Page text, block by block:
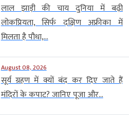
लाल झाड़ी की चाय दुनिया में बढ़ी
लोकप्रियता, सिर्फ दक्षिण अफ्रीका में
मिलता है पौधा,...
August 08, 2026
सूर्य ग्रहण में क्यों बंद कर दिए जाते हैं
मंदिरों के कपाट? जानिए पूजा और...